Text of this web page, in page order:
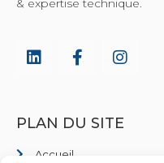
& expertise technique.
PLAN DU SITE
Accueil